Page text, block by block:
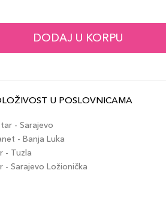
DODAJ U KORPU
U POSLOVNICAMA
- Sarajevo
- Banja Luka
- Tuzla
- Sarajevo Ložionička